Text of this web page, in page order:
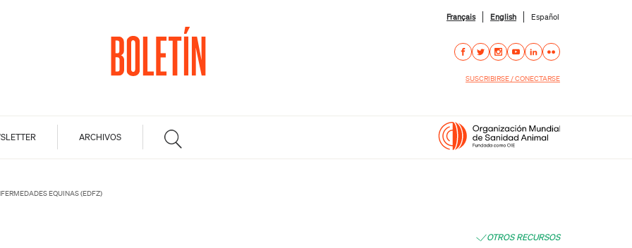
Français English Español
SUSCRIBIRSE / CONECTARSE
ARCHIVOS
EQUINAS (EDFZ)
OTROS RECURSOS